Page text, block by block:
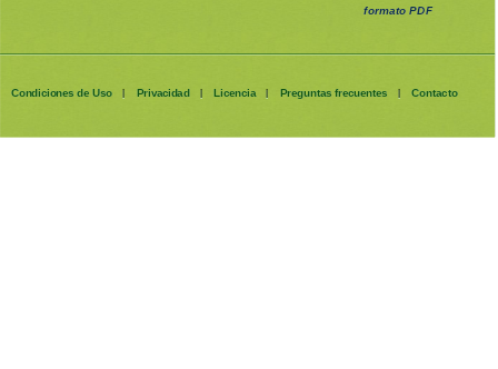
formato PDF
Condiciones de Uso | Privacidad | Licencia | Preguntas frecuentes | Contacto